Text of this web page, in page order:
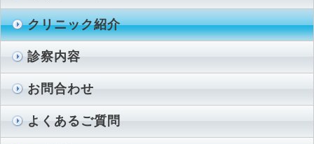
クリニック紹介
診察内容
お問合わせ
よくあるご質問